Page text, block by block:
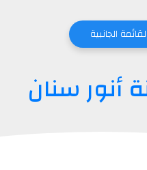
القائمة الجانبية
أنور سنان